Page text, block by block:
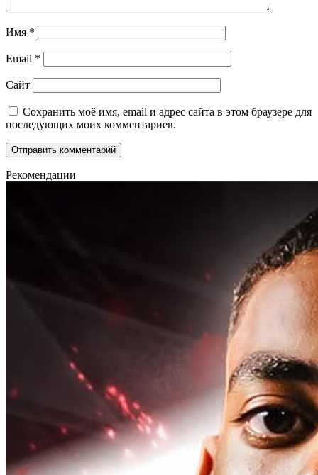
Имя *
Email *
Сайт
Сохранить моё имя, email и адрес сайта в этом браузере для
последующих моих комментариев.
Рекомендации